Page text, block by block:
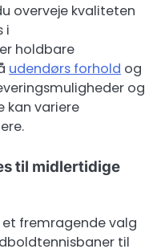
overveje kvaliteten
i
holdbare
udendørs forhold og
og
kan variere
til midlertidige
et fremragende valg
til